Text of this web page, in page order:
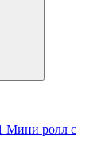
Мини ролл с